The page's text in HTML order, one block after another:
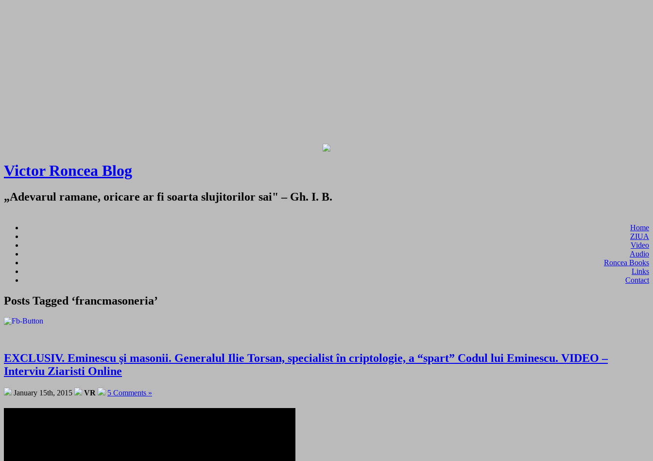
Victor Roncea Blog
„Adevarul ramane, oricare ar fi soarta slujitorilor sai" – Gh. I. B.
Home
ZIUA
Video
Audio
Roncea Books
Links
Contact
Posts Tagged ‘francmasoneria’
EXCLUSIV. Eminescu şi masonii. Generalul Ilie Torsan, specialist în criptologie, a “spart” Codul lui Eminescu. VIDEO –
Interviu Ziaristi Online
January 15th, 2015 VR 5 Comments »